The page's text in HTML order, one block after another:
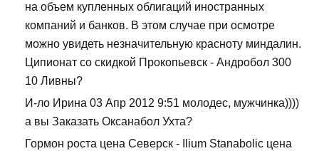
на объем купленных облигаций иностранных
компаний и банков. В этом случае при осмотре
можно увидеть незначительную красноту миндалин.
Ципионат со скидкой Прокопьевск - Андробол 300
10 Ливны?
И-ло Ирина 03 Апр 2012 9:51 молодес, мужчинка))))
а вы Заказать Оксанабол Ухта?
Гормон роста цена Северск - Ilium Stanabolic цена